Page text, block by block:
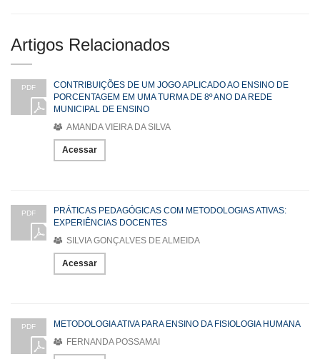
Artigos Relacionados
PDF
CONTRIBUIÇÕES DE UM JOGO APLICADO AO ENSINO DE
PORCENTAGEM EM UMA TURMA DE 8º ANO DA REDE
MUNICIPAL DE ENSINO
AMANDA VIEIRA DA SILVA
Acessar
PDF
PRÁTICAS PEDAGÓGICAS COM METODOLOGIAS ATIVAS:
EXPERIÊNCIAS DOCENTES
SILVIA GONÇALVES DE ALMEIDA
Acessar
PDF
METODOLOGIA ATIVA PARA ENSINO DA FISIOLOGIA HUMANA
FERNANDA POSSAMAI